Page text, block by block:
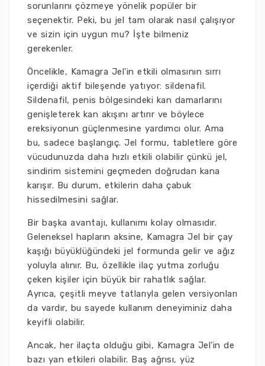
sorunlarını çözmeye yönelik popüler bir
seçenektir. Peki, bu jel tam olarak nasıl çalışıyor
ve sizin için uygun mu? İşte bilmeniz
gerekenler.
Öncelikle, Kamagra Jel'in etkili olmasının sırrı
içerdiği aktif bileşende yatıyor: sildenafil.
Sildenafil, penis bölgesindeki kan damarlarını
genişleterek kan akışını artırır ve böylece
ereksiyonun güçlenmesine yardımcı olur. Ama
bu, sadece başlangıç. Jel formu, tabletlere göre
vücudunuzda daha hızlı etkili olabilir çünkü jel,
sindirim sistemini geçmeden doğrudan kana
karışır. Bu durum, etkilerin daha çabuk
hissedilmesini sağlar.
Bir başka avantajı, kullanımı kolay olmasıdır.
Geleneksel hapların aksine, Kamagra Jel bir çay
kaşığı büyüklüğündeki jel formunda gelir ve ağız
yoluyla alınır. Bu, özellikle ilaç yutma zorluğu
çeken kişiler için büyük bir rahatlık sağlar.
Ayrıca, çeşitli meyve tatlarıyla gelen versiyonları
da vardır, bu sayede kullanım deneyiminiz daha
keyifli olabilir.
Ancak, her ilaçta olduğu gibi, Kamagra Jel’in de
bazı yan etkileri olabilir. Baş ağrısı, yüz